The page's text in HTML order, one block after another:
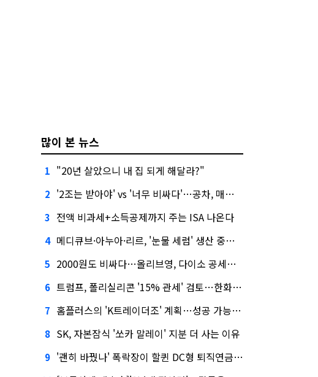
많이 본 뉴스
1 "20년 살았으니 내 집 되게 해달라?"
2 '2조는 받아야' vs '너무 비싸다'…공차, 매각 성공할까
3 전액 비과세+소득공제까지 주는 ISA 나온다
4 메디큐브·아누아·리르, '눈물 세럼' 생산 중단한다
5 2000원도 비싸다…올리브영, 다이소 공세에 '가성비'로 맞불
6 트럼프, 폴리실리콘 '15% 관세' 검토…한화큐셀·OCI 영향은?
7 홈플러스의 'K트레이더조' 계획…성공 가능성은 '글쎄'
8 SK, 자본잠식 '쏘카 말레이' 지분 더 사는 이유
9 '괜히 바꿨나' 폭락장이 할퀸 DC형 퇴직연금…전문가 조언은